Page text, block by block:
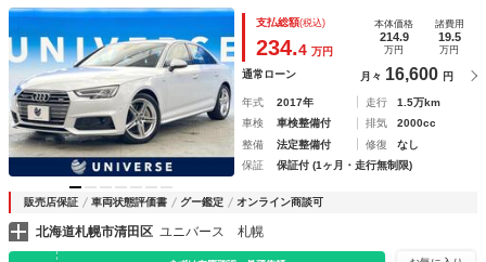
ト 全周囲カメラ アダプティブクルーズコントロール 純正
ナビ Ｂｌｕｅｔｏｏｔｈ ＬＥＤヘッドライト ＥＴＣ
支払総額(税込)
234.4 万円
本体価格
214.9
万円
諸費用
19.5
万円
通常ローン 月々 16,600 円
年式 2017年 走行
1.5万km
車検
車検整備付 排気
2000cc
整備
法定整備付 修復
なし
保証
保証付 (1ヶ月・走行無制限)
販売店保証 車両状態評価書 グー鑑定 オンライン商談可
北海道札幌市清田区 ユニバース 札幌